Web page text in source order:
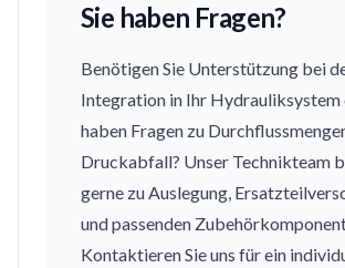
Sie haben Fragen?
Benötigen Sie Unterstützung bei
Integration in Ihr Hydrauliksystem
haben Fragen zu
Druckabfall? Unser Technikteam
gerne zu Auslegung,
und passenden
Kontaktieren Sie uns für ein